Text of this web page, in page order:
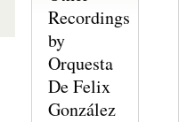
Recordings
by
Orquesta
De Felix
González